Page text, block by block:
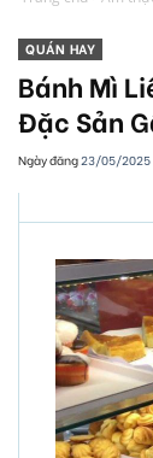
QUÁN HAY
Bánh Mì
Đặc Sản
Ngày đăng 23/05/2025